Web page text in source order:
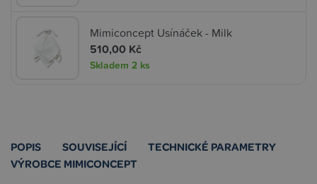
Mimiconcept Usínáček - Milk
510,00 Kč
Skladem 2 ks
POPIS SOUVISEJÍCÍ
TECHNICKÉ PARAMETRY
VÝROBCE MIMICONCEPT